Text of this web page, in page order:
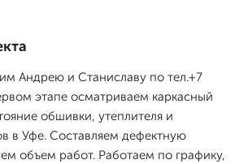
Андрею и Станиславу по тел.+7
этапе осматриваем каркасный
обшивки, утеплителя и
в Уфе. Составляем дефектную
объем работ. Работаем по графику,